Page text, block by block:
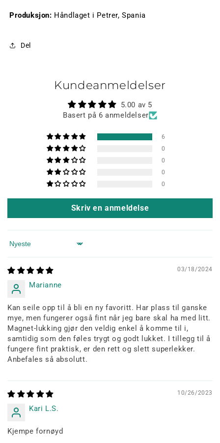
Produksjon: Håndlaget i Petrer, Spania
Del
Kundeanmeldelser
5.00 av 5
Basert på 6 anmeldelser
6
0
0
0
0
Skriv en anmeldelse
Sort by
03/18/2024
Marianne
Kan seile opp til å bli en ny favoritt. Har plass til ganske
mye, men fungerer også fint når jeg bare skal ha med litt.
Magnet-lukking gjør den veldig enkel å komme til i,
samtidig som den føles trygt og godt lukket. I tillegg til å
fungere fint praktisk, er den rett og slett superlekker.
Anbefales så absolutt.
10/26/2023
Kari L.S.
Kjempe fornøyd